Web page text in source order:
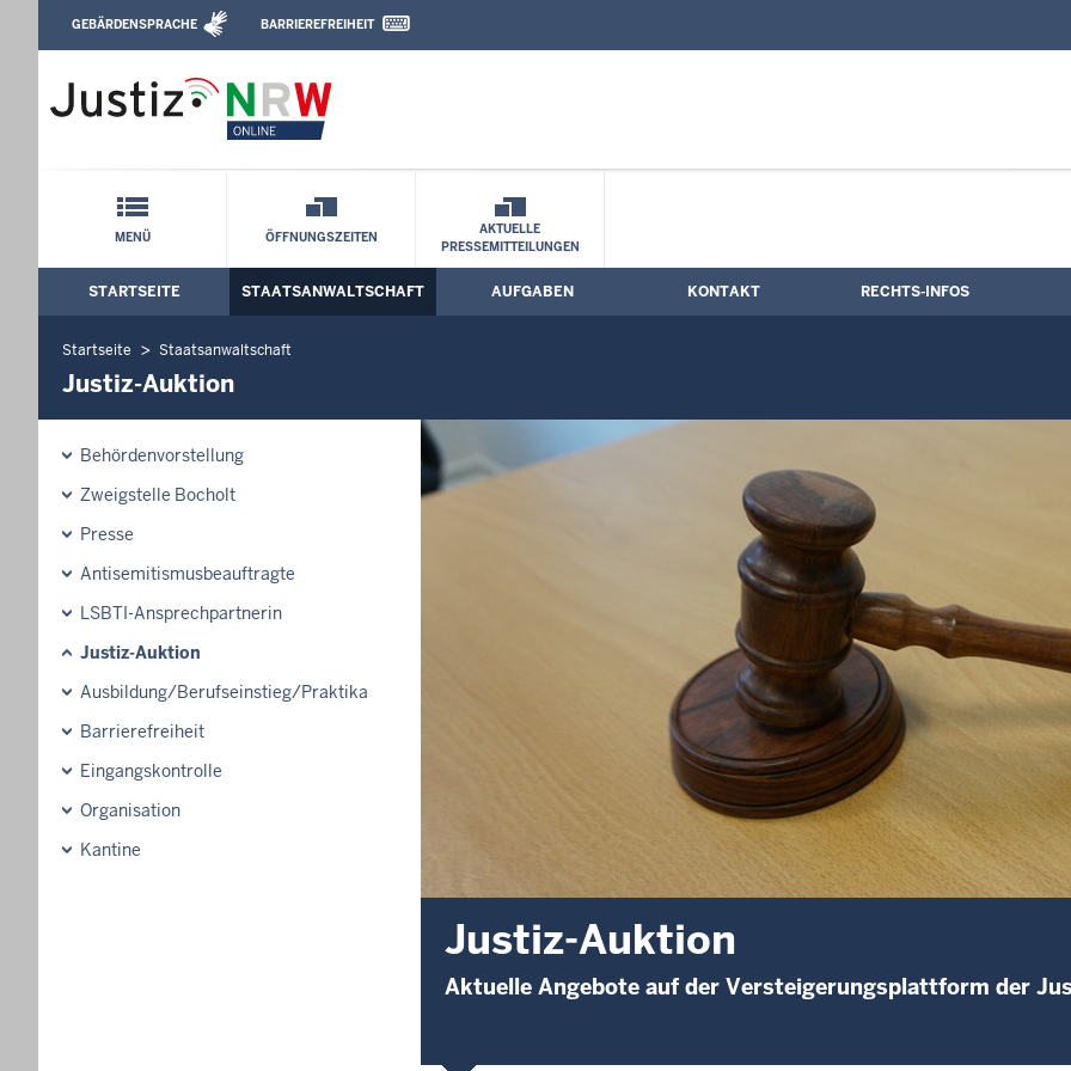
Staatsanwaltschaft Münster: Justiz-Auktion
Direkt zum Inhalt
Leichte Sprache, Gebärdensprachenvideo und Kontaktformular
GEBÄRDENSPRACHE BARRIEREFREIHEIT
Schnellnavigation mit Volltext-Suche
MENÜ ÖFFNUNGSZEITEN
AKTUELLE
PRESSEMITTEILUNGEN
Hauptmenü: Hauptnavigation
STARTSEITE STAATSANWALTSCHAFT AUFGABEN KONTAKT RECHTS-INFOS
Startseite Staatsanwaltschaft
Justiz-Auktion
Behördenvorstellung
Zweigstelle Bocholt
Presse
Antisemitismusbeauftragte
LSBTI-Ansprechpartnerin
Justiz-Auktion
Ausbildung/Berufseinstieg/Praktika
Barrierefreiheit
Eingangskontrolle
Organisation
Kantine
Justiz-Auktion
Aktuelle Angebote auf der Versteigerungsplattform der